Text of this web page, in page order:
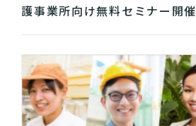
護事業所向け無料セミナー開催